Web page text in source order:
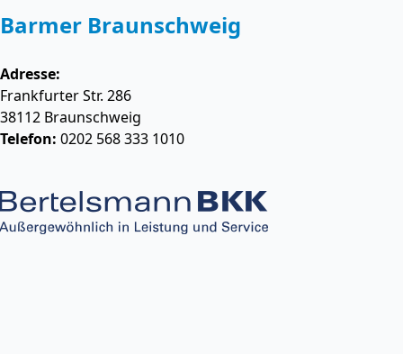
Barmer Braunschweig
Adresse:
Frankfurter Str. 286
38112 Braunschweig
Telefon: 0202 568 333 1010